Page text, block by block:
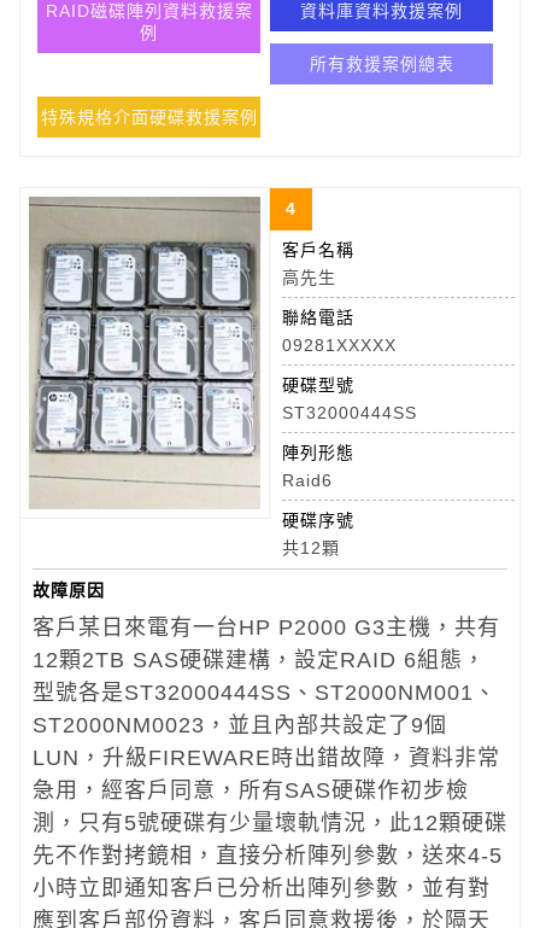
RAID磁碟陣列資料救援案
例
資料庫資料救援案例
所有救援案例總表
特殊規格介面硬碟救援案例
4
客戶名稱
高先生
聯絡電話
09281XXXXX
硬碟型號
ST32000444SS
陣列形態
Raid6
硬碟序號
共12顆
故障原因
客戶某日來電有一台HP P2000 G3主機，共有
12顆2TB SAS硬碟建構，設定RAID 6組態，
型號各是ST32000444SS、ST2000NM001、
ST2000NM0023，並且內部共設定了9個
LUN，升級FIREWARE時出錯故障，資料非常
急用，經客戶同意，所有SAS硬碟作初步檢
測，只有5號硬碟有少量壞軌情況，此12顆硬碟
先不作對拷鏡相，直接分析陣列參數，送來4-5
小時立即通知客戶已分析出陣列參數，並有對
應到客戶部份資料，客戶同意救援後，於隔天